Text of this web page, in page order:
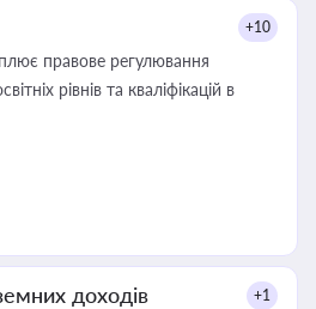
+10
правове регулювання
рівнів та кваліфікацій в
доходів +1